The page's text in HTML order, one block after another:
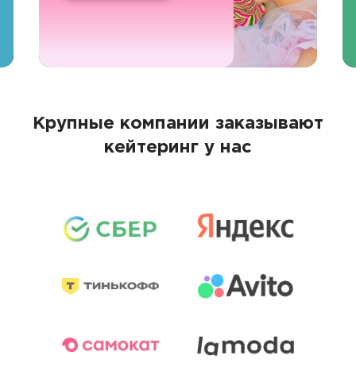
Крупные компании заказывают
кейтеринг у нас